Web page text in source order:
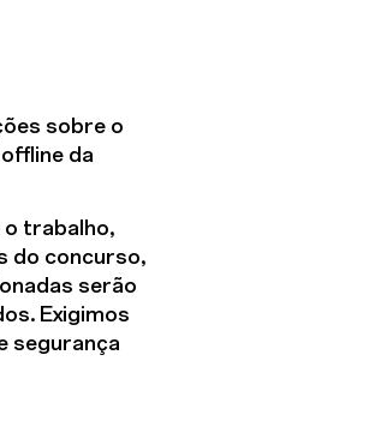
sobre o
da
o trabalho,
do concurso,
serão
Exigimos
segurança